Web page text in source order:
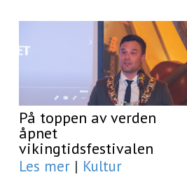
På toppen av verden
åpnet
vikingtidsfestivalen
Les mer | Kultur